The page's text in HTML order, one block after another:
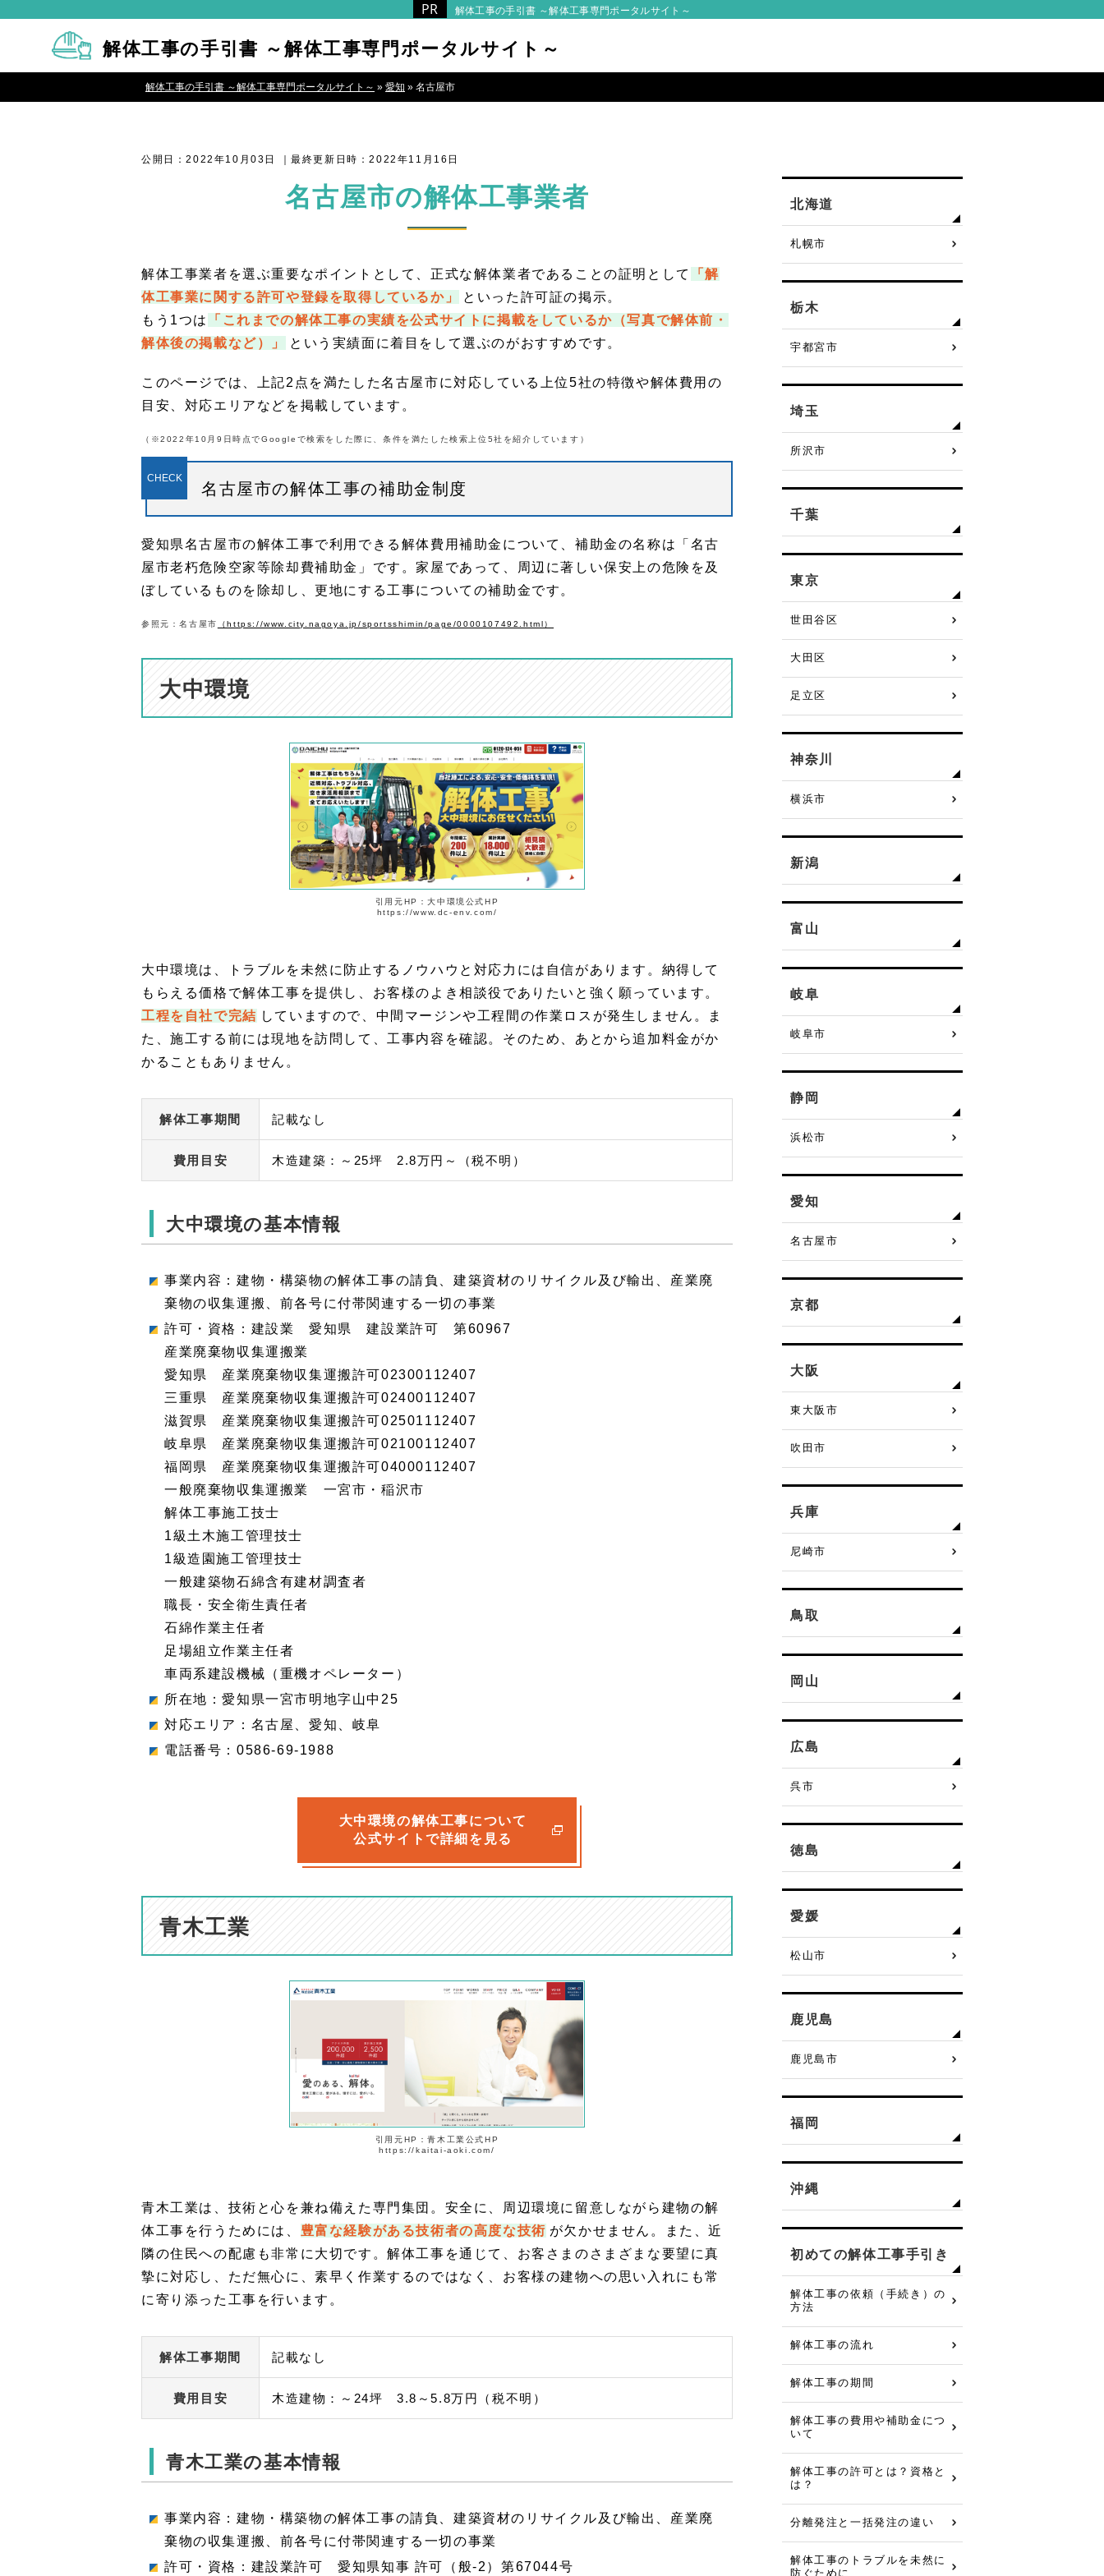
解体工事の手引書 ～解体工事専門ポータルサイト～
解体工事の手引書 ～解体工事専門ポータルサイト～
解体工事の手引書 ～解体工事専門ポータルサイト～ » 愛知 » 名古屋市
公開日：2022年10月03日 ｜最終更新日時：2022年11月16日
名古屋市の解体工事業者
解体工事業者を選ぶ重要なポイントとして、正式な解体業者であることの証明として
「解
体工事業に関する許可や登録を取得しているか」
といった許可証の掲示。
もう1つは
「これまでの解体工事の実績を公式サイトに掲載をしているか（写真で解体前・
解体後の掲載など）」
という実績面に着目をして選ぶのがおすすめです。
このページでは、上記2点を満たした名古屋市に対応している上位5社の特徴や解体費用の
目安、対応エリアなどを掲載しています。
（※2022年10月9日時点でGoogleで検索をした際に、条件を満たした検索上位5社を紹介しています）
名古屋市の解体工事の補助金制度
愛知県名古屋市の解体工事で利用できる解体費用補助金について、補助金の名称は「名古
屋市老朽危険空家等除却費補助金」です。家屋であって、周辺に著しい保安上の危険を及
ぼしているものを除却し、更地にする工事についての補助金です。
参照元：名古屋市 （https://www.city.nagoya.jp/sportsshimin/page/0000107492.html）
大中環境
引用元HP：大中環境公式HP
https://www.dc-env.com/
大中環境は、トラブルを未然に防止するノウハウと対応力には自信があります。納得して
もらえる価格で解体工事を提供し、お客様のよき相談役でありたいと強く願っています。
工程を自社で完結 していますので、中間マージンや工程間の作業ロスが発生しません。ま
た、施工する前には現地を訪問して、工事内容を確認。そのため、あとから追加料金がか
かることもありません。
解体工事期間 記載なし
費用目安 木造建築：～25坪 2.8万円～（税不明）
大中環境の基本情報
事業内容：建物・構築物の解体工事の請負、建築資材のリサイクル及び輸出、産業廃
棄物の収集運搬、前各号に付帯関連する一切の事業
許可・資格：建設業 愛知県 建設業許可 第60967
産業廃棄物収集運搬業
愛知県 産業廃棄物収集運搬許可02300112407
三重県 産業廃棄物収集運搬許可02400112407
滋賀県 産業廃棄物収集運搬許可02501112407
岐阜県 産業廃棄物収集運搬許可02100112407
福岡県 産業廃棄物収集運搬許可04000112407
一般廃棄物収集運搬業 一宮市・稲沢市
解体工事施工技士
1級土木施工管理技士
1級造園施工管理技士
一般建築物石綿含有建材調査者
職長・安全衛生責任者
石綿作業主任者
足場組立作業主任者
車両系建設機械（重機オペレーター）
所在地：愛知県一宮市明地字山中25
対応エリア：名古屋、愛知、岐阜
電話番号：0586-69-1988
大中環境の解体工事について
公式サイトで詳細を見る
青木工業
引用元HP：青木工業公式HP
https://kaitai-aoki.com/
青木工業は、技術と心を兼ね備えた専門集団。安全に、周辺環境に留意しながら建物の解
体工事を行うためには、 豊富な経験がある技術者の高度な技術 が欠かせません。また、近
隣の住民への配慮も非常に大切です。解体工事を通じて、お客さまのさまざまな要望に真
摯に対応し、ただ無心に、素早く作業するのではなく、お客様の建物への思い入れにも常
に寄り添った工事を行います。
解体工事期間 記載なし
費用目安 木造建物：～24坪 3.8～5.8万円（税不明）
青木工業の基本情報
事業内容：建物・構築物の解体工事の請負、建築資材のリサイクル及び輸出、産業廃
棄物の収集運搬、前各号に付帯関連する一切の事業
許可・資格：建設業許可 愛知県知事 許可（般-2）第67044号
北海道
札幌市
栃木
宇都宮市
埼玉
所沢市
千葉
東京
世田谷区
大田区
足立区
神奈川
横浜市
新潟
富山
岐阜
岐阜市
静岡
浜松市
愛知
名古屋市
京都
大阪
東大阪市
吹田市
兵庫
尼崎市
鳥取
岡山
広島
呉市
徳島
愛媛
松山市
鹿児島
鹿児島市
福岡
沖縄
初めての解体工事手引き
解体工事の依頼（手続き）の
方法
解体工事の流れ
解体工事の期間
解体工事の費用や補助金につ
いて
解体工事の許可とは？資格と
は？
分離発注と一括発注の違い
解体工事のトラブルを未然に
防ぐために